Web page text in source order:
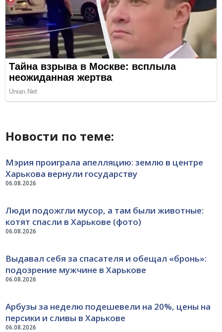
Новости по теме:
06.08.2026
Мэрия проиграла апелляцию: землю в центре
Харькова вернули государству
06.08.2026
Люди подожгли мусор, а там были животные:
котят спасли в Харькове (фото)
06.08.2026
Выдавал себя за спасателя и обещал «бронь»:
подозрение мужчине в Харькове
06.08.2026
Арбузы за неделю подешевели на 20%, цены на
персики и сливы в Харькове